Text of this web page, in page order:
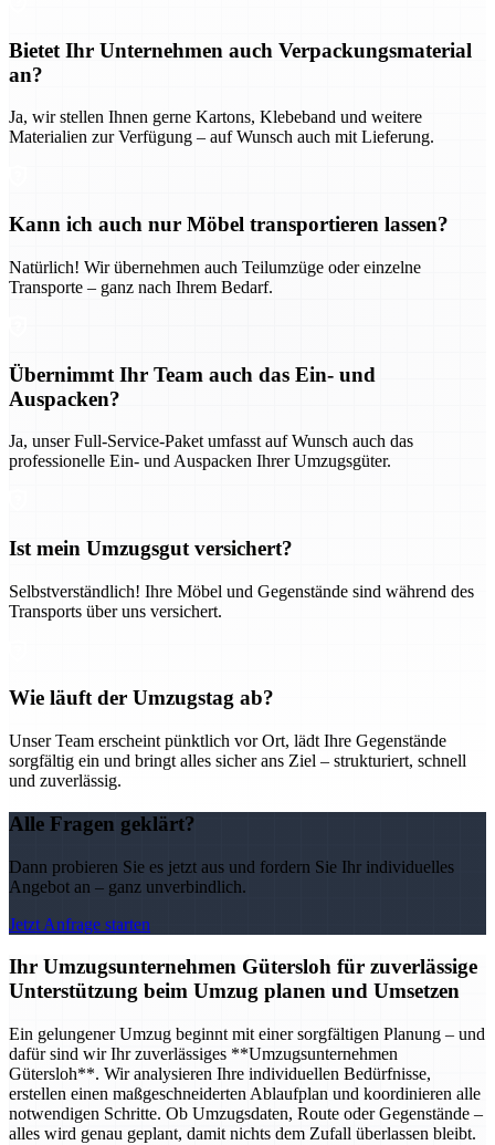
Bietet Ihr Unternehmen auch Verpackungsmaterial
an?
Ja, wir stellen Ihnen gerne Kartons, Klebeband und weitere
Materialien zur Verfügung – auf Wunsch auch mit Lieferung.
Kann ich auch nur Möbel transportieren lassen?
Natürlich! Wir übernehmen auch Teilumzüge oder einzelne
Transporte – ganz nach Ihrem Bedarf.
Übernimmt Ihr Team auch das Ein- und
Auspacken?
Ja, unser Full-Service-Paket umfasst auf Wunsch auch das
professionelle Ein- und Auspacken Ihrer Umzugsgüter.
Ist mein Umzugsgut versichert?
Selbstverständlich! Ihre Möbel und Gegenstände sind während des
Transports über uns versichert.
Wie läuft der Umzugstag ab?
Unser Team erscheint pünktlich vor Ort, lädt Ihre Gegenstände
sorgfältig ein und bringt alles sicher ans Ziel – strukturiert, schnell
und zuverlässig.
Alle Fragen geklärt?
Dann probieren Sie es jetzt aus und fordern Sie Ihr individuelles
Angebot an – ganz unverbindlich.
Jetzt Anfrage starten
Ihr Umzugsunternehmen Gütersloh für zuverlässige
Unterstützung beim Umzug planen und Umsetzen
Ein gelungener Umzug beginnt mit einer sorgfältigen Planung – und
dafür sind wir Ihr zuverlässiges **Umzugsunternehmen
Gütersloh**. Wir analysieren Ihre individuellen Bedürfnisse,
erstellen einen maßgeschneiderten Ablaufplan und koordinieren alle
notwendigen Schritte. Ob Umzugsdaten, Route oder Gegenstände –
alles wird genau geplant, damit nichts dem Zufall überlassen bleibt.